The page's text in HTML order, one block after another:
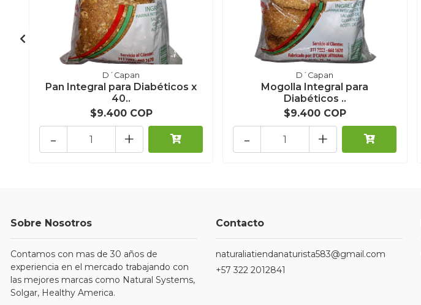
D´Capan
Pan Integral para Diabéticos x
40..
$9.400 COP
+
-
D´Capan
Mogolla Integral para
Diabéticos ..
$9.400 COP
+
-
Sobre Nosotros
Contamos con mas de 30 años de
experiencia en el mercado trabajando con
las mejores marcas como Natural Systems,
Solgar, Healthy America.
Contacto
naturaliatiendanaturista583@gmail.com
+57 322 2012841